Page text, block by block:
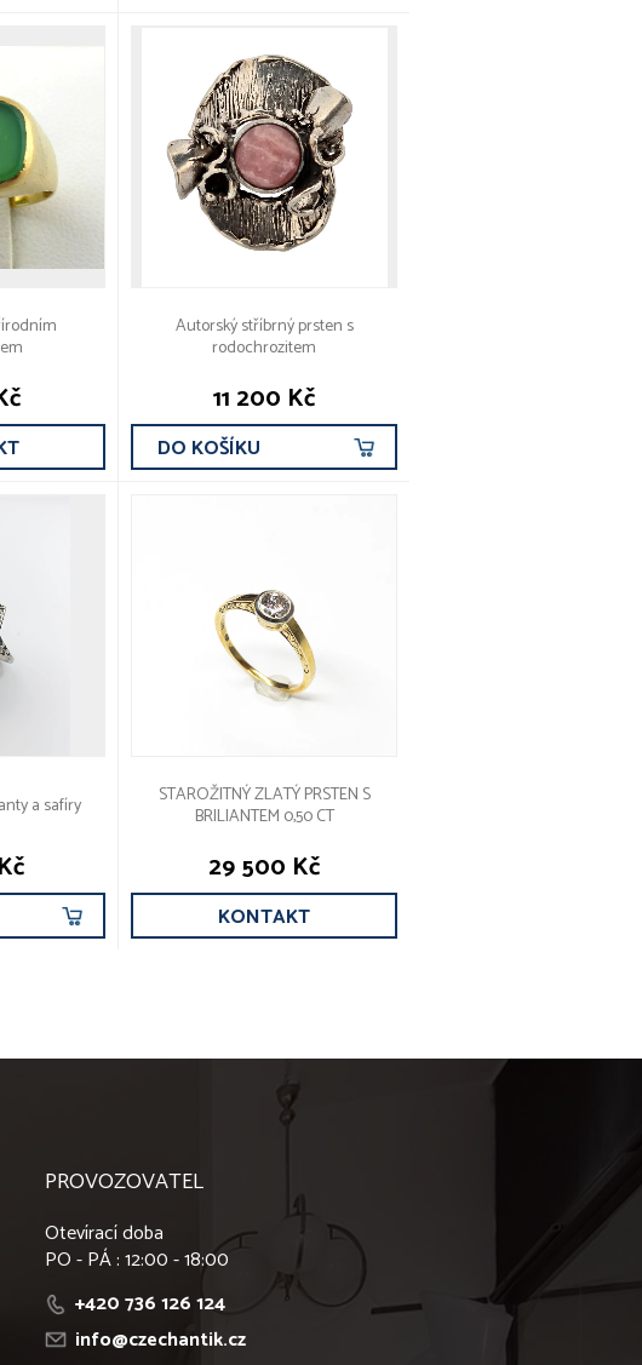
Autorský stříbrný prsten s
rodochrozitem
11 200 Kč
DO KOŠÍKU
a safíry STAROŽITNÝ ZLATÝ PRSTEN S
BRILIANTEM 0,50 CT
29 500 Kč
KONTAKT
PROVOZOVATEL
Otevírací doba
PO - PÁ : 12:00 - 18:00
+420 736 126 124
info@czechantik.cz